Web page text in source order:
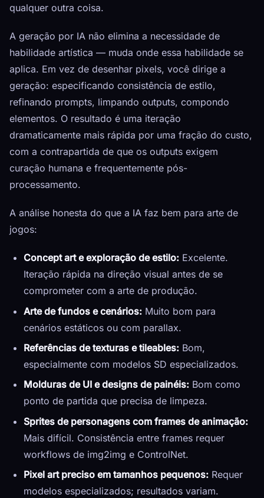
qualquer outra coisa.
A geração por IA não elimina a necessidade de
habilidade artística — muda onde essa habilidade se
aplica. Em vez de desenhar pixels, você dirige a
geração: especificando consistência de estilo,
refinando prompts, limpando outputs, compondo
elementos. O resultado é uma iteração
dramaticamente mais rápida por uma fração do custo,
com a contrapartida de que os outputs exigem
curação humana e frequentemente pós-
processamento.
A análise honesta do que a IA faz bem para arte de
jogos:
Concept art e exploração de estilo: Excelente.
Iteração rápida na direção visual antes de se
comprometer com a arte de produção.
Arte de fundos e cenários: Muito bom para
cenários estáticos ou com parallax.
Referências de texturas e tileables: Bom,
especialmente com modelos SD especializados.
Molduras de UI e designs de painéis: Bom como
ponto de partida que precisa de limpeza.
Sprites de personagens com frames de animação:
Mais difícil. Consistência entre frames requer
workflows de img2img e ControlNet.
Pixel art preciso em tamanhos pequenos: Requer
modelos especializados; resultados variam.